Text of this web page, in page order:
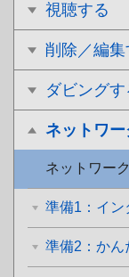
視聴する
削除／編集
ダビングす
ネットワ
ネットワー
準備1：イン
準備2：かん